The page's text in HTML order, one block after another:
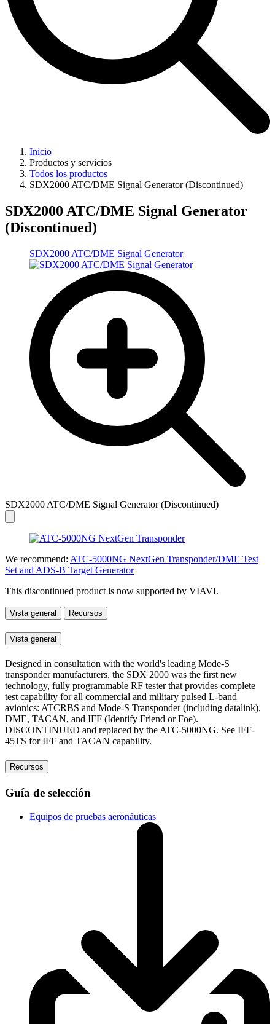
Inicio
Productos y servicios
Todos los productos
SDX2000 ATC/DME Signal Generator (Discontinued)
SDX2000 ATC/DME Signal Generator
(Discontinued)
SDX2000 ATC/DME Signal Generator
SDX2000 ATC/DME Signal Generator (Discontinued)
We recommend: ATC-5000NG NextGen Transponder/DME Test
Set and ADS-B Target Generator
This discontinued product is now supported by VIAVI.
Vista general Recursos
Vista general
Designed in consultation with the world's leading Mode-S
transponder manufacturers, the SDX 2000 was the first new
technology, fully programmable RF tester that provides complete
test capability for all commercial and military pulsed L-band
avionics: ATCRBS and Mode-S Transponder (including datalink),
DME, TACAN, and IFF (Identify Friend or Foe).
DISCONTINUED and replaced by the ATC-5000NG. See IFF-
45TS for IFF and TACAN capability.
Recursos
Guía de selección
Equipos de pruebas aeronáuticas